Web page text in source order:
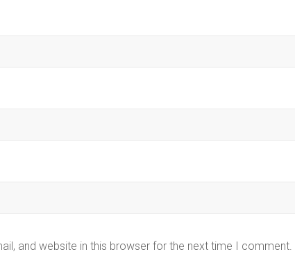
and website in this browser for the next time I comment.